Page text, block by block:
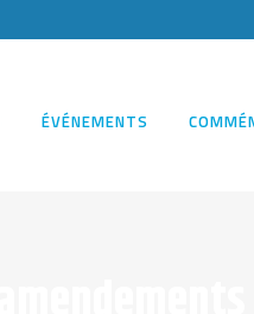
ÉVÉNEMENTS